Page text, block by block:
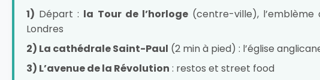
1) Départ : la Tour de l’horloge(centre-ville), l’emblème
Londres
2) La cathédrale Saint-Paul (2 min à pied) : l’église
3) L’avenue de la Révolution : restos et street food